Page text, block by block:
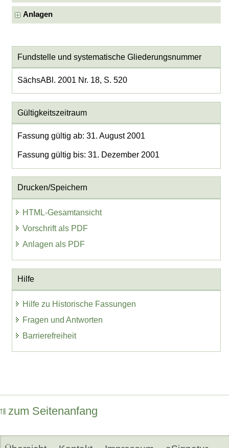
Anlagen
Fundstelle und systematische Gliederungsnummer
SächsABl. 2001 Nr. 18, S. 520
Gültigkeitszeitraum
Fassung gültig ab: 31. August 2001
Fassung gültig bis: 31. Dezember 2001
Drucken/Speichern
HTML-Gesamtansicht
Vorschrift als PDF
Anlagen als PDF
Hilfe
Hilfe zu Historische Fassungen
Fragen und Antworten
Barrierefreiheit
zum Seitenanfang